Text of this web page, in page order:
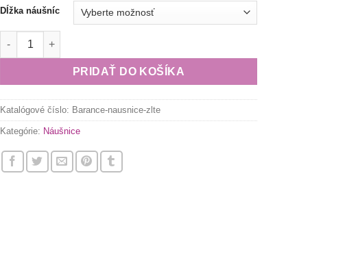
through
40.00 €
Dĺžka náušníc
množstvo Barance | žlté náušnice so záušnicou
PRIDAŤ DO KOŠÍKA
Katalógové číslo: Barance-nausnice-zlte
Kategórie: Náušnice